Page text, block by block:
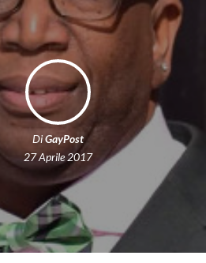
DiGayPost
27 Aprile 2017